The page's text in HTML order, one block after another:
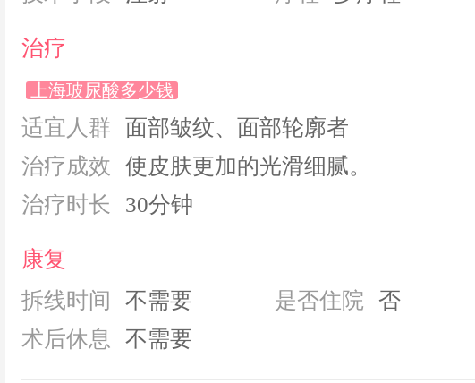
治疗
上海玻尿酸多少钱
适宜人群
面部皱纹、面部轮廓者
治疗成效
使皮肤更加的光滑细腻。
治疗时长
30分钟
康复
拆线时间
不需要 是否住院
否
术后休息
不需要